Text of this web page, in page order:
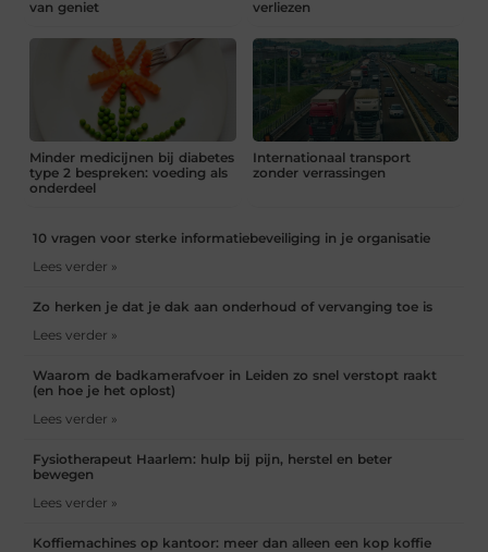
van geniet
verliezen
Minder medicijnen bij diabetes
type 2 bespreken: voeding als
onderdeel
Internationaal transport
zonder verrassingen
10 vragen voor sterke informatiebeveiliging in je organisatie
Lees verder »
Zo herken je dat je dak aan onderhoud of vervanging toe is
Lees verder »
Waarom de badkamerafvoer in Leiden zo snel verstopt raakt
(en hoe je het oplost)
Lees verder »
Fysiotherapeut Haarlem: hulp bij pijn, herstel en beter
bewegen
Lees verder »
Koffiemachines op kantoor: meer dan alleen een kop koffie